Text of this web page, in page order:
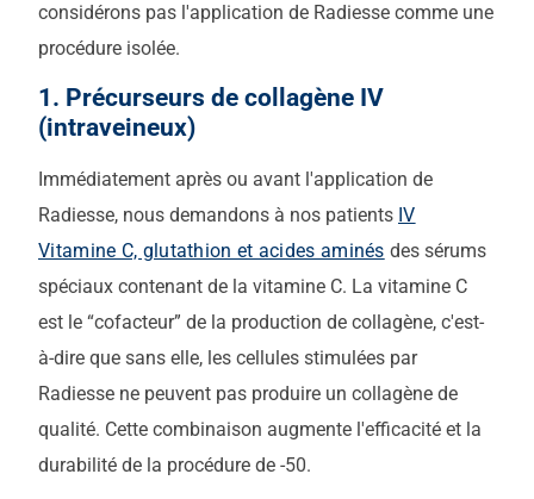
considérons pas l'application de Radiesse comme une
procédure isolée.
1. Précurseurs de collagène IV
(intraveineux)
Immédiatement après ou avant l'application de
Radiesse, nous demandons à nos patients IV
Vitamine C, glutathion et acides aminés des sérums
spéciaux contenant de la vitamine C. La vitamine C
est le “cofacteur” de la production de collagène, c'est-
à-dire que sans elle, les cellules stimulées par
Radiesse ne peuvent pas produire un collagène de
qualité. Cette combinaison augmente l'efficacité et la
durabilité de la procédure de -50.